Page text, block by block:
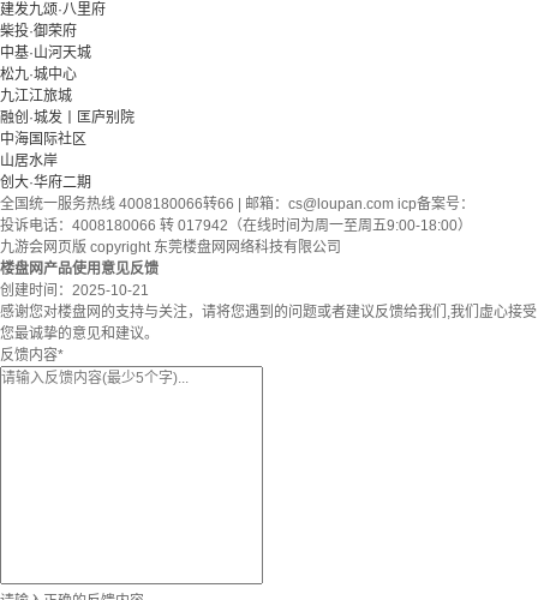
建发九颂·八里府
柴投·御荣府
中基·山河天城
松九·城中心
九江江旅城
融创·城发丨匡庐别院
中海国际社区
山居水岸
创大·华府二期
全国统一服务热线 4008180066转66 | 邮箱： cs@loupan.com icp备案号：
投诉电话：4008180066 转 017942（在线时间为周一至周五9:00-18:00）
九游会网页版 copyright 东莞楼盘网网络科技有限公司
楼盘网产品使用意见反馈
创建时间： 2025-10-21
感谢您对楼盘网的支持与关注，请将您遇到的问题或者建议反馈给我们,我们虚心接受
您最诚挚的意见和建议。
反馈内容*